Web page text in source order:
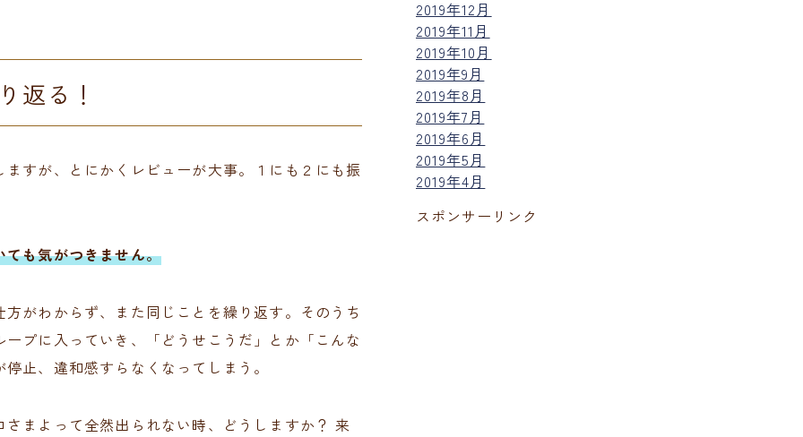
返る！
すが、とにかくレビューが大事。１にも２にも振
も気がつきません。
がわからず、また同じことを繰り返す。そのうち
プに入っていき、「どうせこうだ」とか「こんな
止、違和感すらなくなってしまう。
まよって全然出られない時、どうしますか？ 来
2019年12月
2019年11月
2019年10月
2019年9月
2019年8月
2019年7月
2019年6月
2019年5月
2019年4月
スポンサーリンク